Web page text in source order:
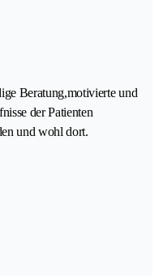
Beratung,motivierte und
der Patienten
und wohl dort.